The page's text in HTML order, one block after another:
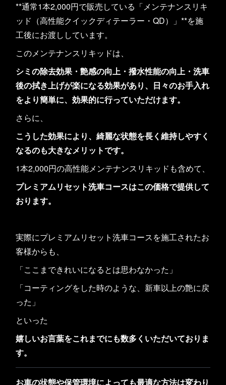
**通常1本2,000円で販売している「メンテナンスリキ
ッド（高性能クイックディテーラー・QD）」**を施
工後にお渡ししています。
このメンテナンスリキッドは、
シミの除去効果・艶感の向上・撥水性能の向上・洗車
後の拭き上げが楽になる効果があり、日々のお手入れ
をより簡単に、効果的に行っていただけます。
さらに、
こうした効果により、綺麗な状態を長く維持しやすく
なるのも大きなメリットです。
1本2,000円の高性能メンテナンスリキッドも含めて、
プレミアムリセット洗車コースはこの価格で提供して
おります。
実際にプレミアムリセット洗車コースを施工されたお
客様からも、
「ここまできれいになるとは思わなかった」
「コーティングをした時のような、新車以上の艶に戻
った」
といった
嬉しいお言葉をこれまでにも数多くいただいておりま
す。
お車の状態や保管環境によっても最適な方法は変わり